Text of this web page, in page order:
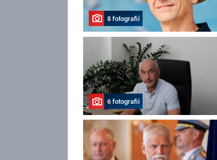
8 fotografií
6 fotografií